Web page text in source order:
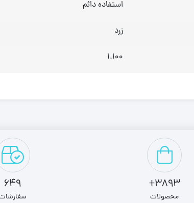
استفاده دائم
زرد
1.100
3893+
محصولات
649